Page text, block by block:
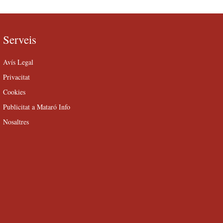
Serveis
Avís Legal
Privacitat
Cookies
Publicitat a Mataró Info
Nosaltres